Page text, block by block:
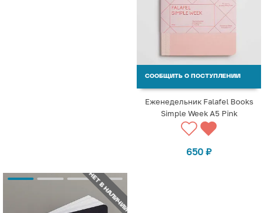
СООБЩИТЬ О ПОСТУПЛЕНИИ
Еженедельник Falafel Books
Simple Week А5 Pink
650 ₽
НЕТ В НАЛИЧИИ